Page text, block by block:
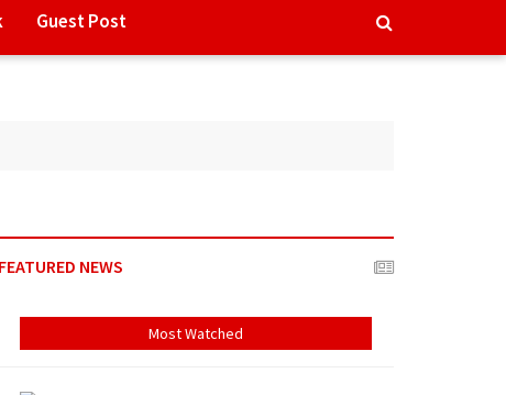
Guest Post
FEATURED NEWS
Most Watched